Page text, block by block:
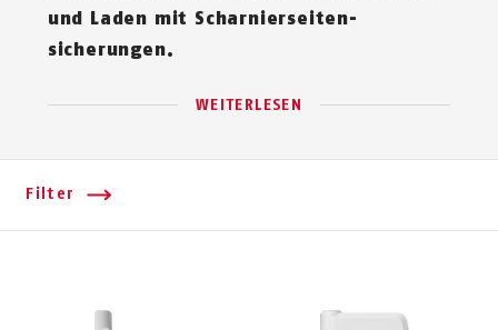
und Laden mit Scharnier­seiten­
sicherungen.
WEITERLESEN
Filter